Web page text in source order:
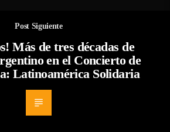
Post Siguiente
Más de tres décadas de
en el Concierto de
Latinoamérica Solidaria